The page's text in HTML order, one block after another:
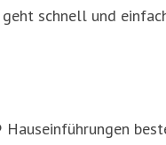
schnell und